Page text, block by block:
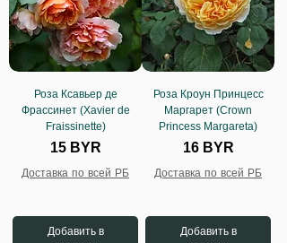
Роза Ксавьер де
Фрассинет (Xavier de
Fraissinette)
Цена
15 BYR
Доставка по всей РБ
Добавить в
Роза Кроун Принцесс
Маргарет (Crown
Princess Margareta)
Цена
16 BYR
Доставка по всей РБ
Добавить в